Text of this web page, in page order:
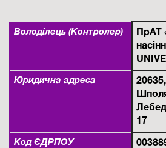
Володілець (Контролер)
ПрАТ
Юридична адреса
17
Код ЄДРПОУ